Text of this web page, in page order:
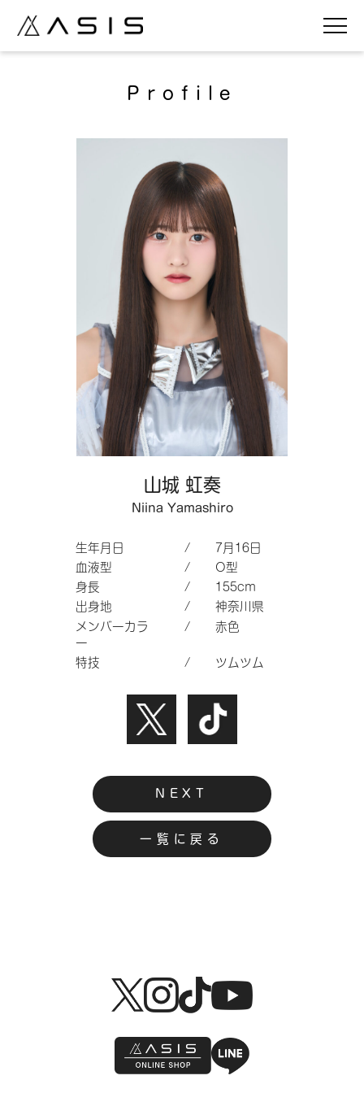
Profile
山城 虹奏
Niina Yamashiro
生年月日 /
7月16日
血液型
/
O型
身長
/
155cm
出身地
/
神奈川県
メンバーカラ
ー
/ 赤色
特技 / ツムツム
一覧に戻る
NEXT